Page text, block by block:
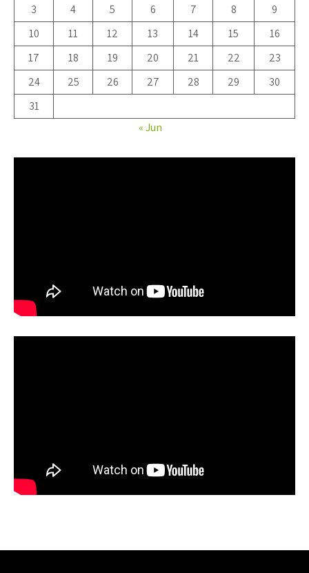
3
4 5 6 7 8
9
10
11 12 13 14 15
16
17
18 19 20 21 22
23
24
25 26 27 28 29
30
31
« Jun